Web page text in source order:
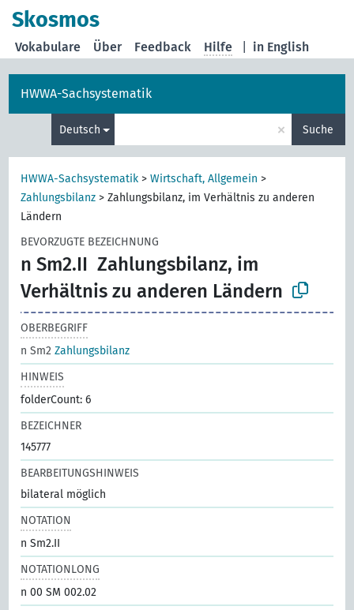
Skosmos
in English
Vokabulare Über Feedback Hilfe
HWWA-Sachsystematik
Deutsch × Suche
HWWA-Sachsystematik >Wirtschaft, Allgemein >
Zahlungsbilanz >Zahlungsbilanz, im Verhältnis zu anderen
Ländern
BEVORZUGTE BEZEICHNUNG
n Sm2.II Zahlungsbilanz, im
Verhältnis zu anderen Ländern
OBERBEGRIFF
n Sm2Zahlungsbilanz
HINWEIS
folderCount: 6
BEZEICHNER
145777
BEARBEITUNGSHINWEIS
bilateral möglich
NOTATION
n Sm2.II
NOTATIONLONG
n 00 SM 002.02